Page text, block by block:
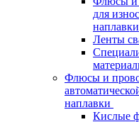
для
наплавки
Ленты
Флюсы и
наплавки
Кислые